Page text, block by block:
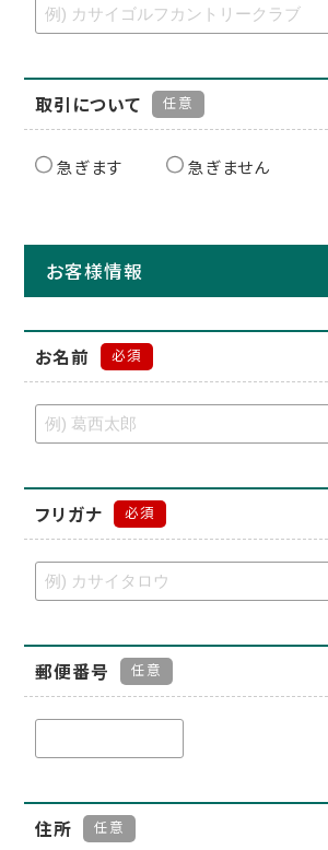
取引について 任意
急ぎます 急ぎません
お客様情報
お名前 必須
フリガナ 必須
郵便番号 任意
住所 任意